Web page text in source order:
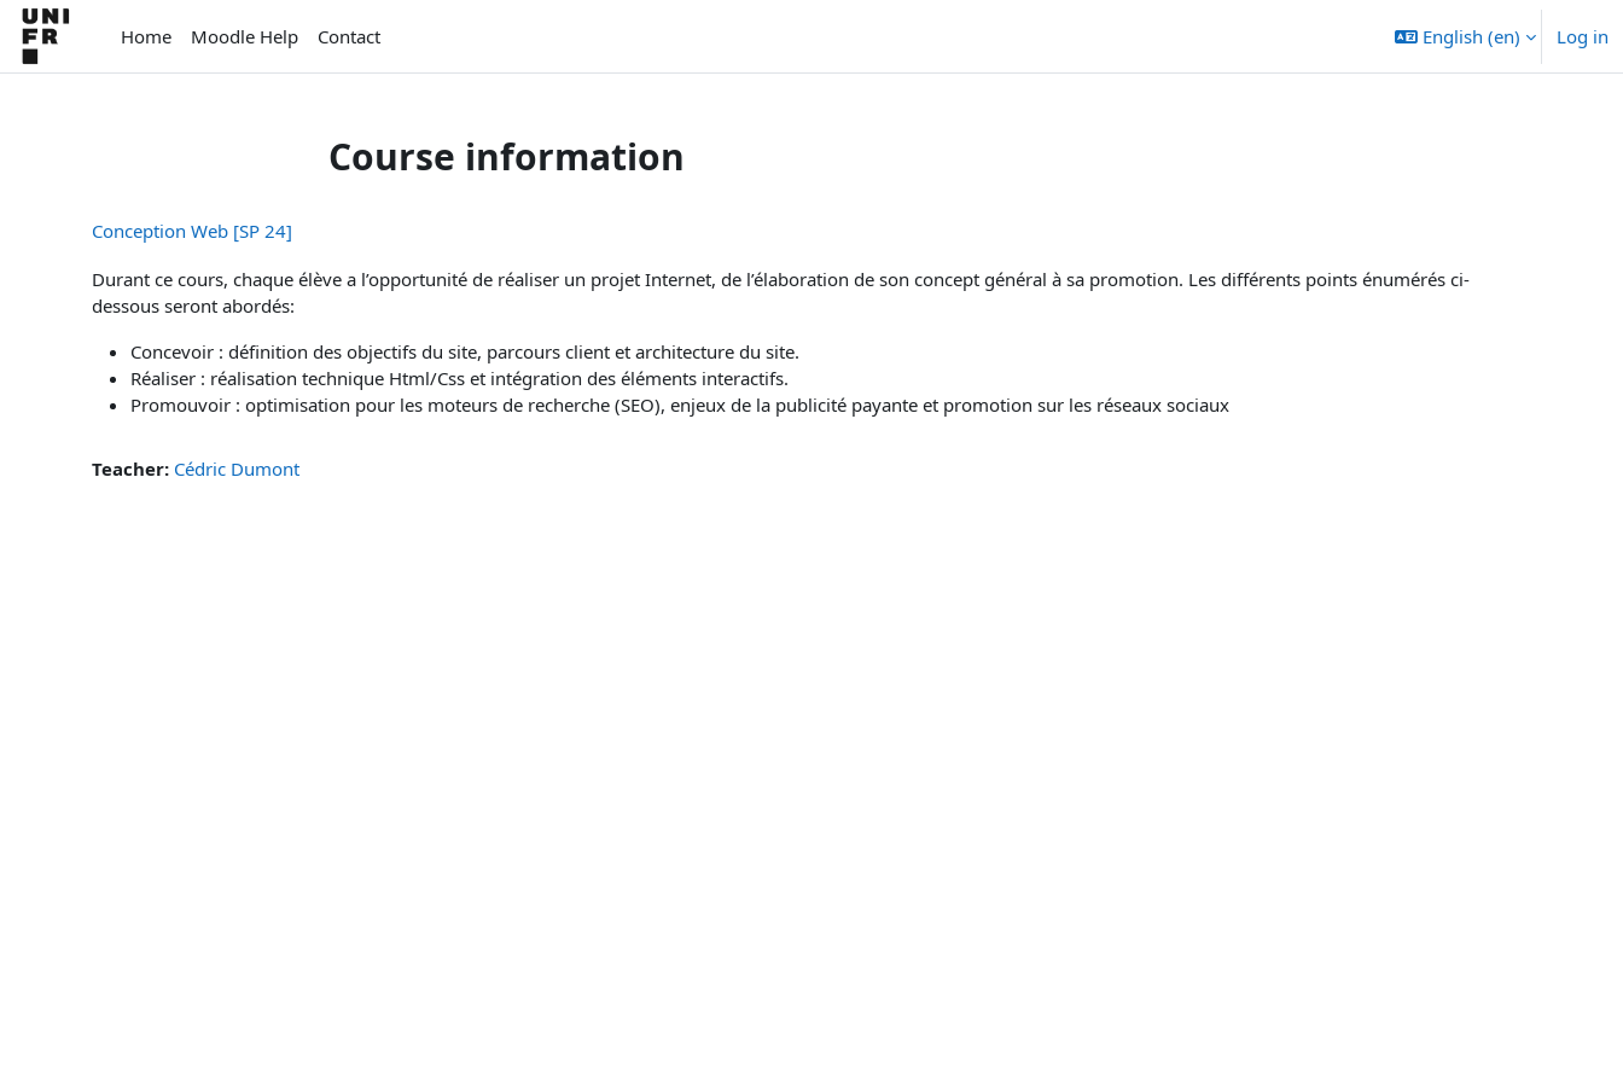
Skip to main content
Home
Moodle Help Contact English ‎(en)‎ Log in
Course information
Conception Web [SP 24]
Durant ce cours, chaque élève a l’opportunité de réaliser un projet Internet, de l’élaboration de son concept général à sa promotion. Les différents points énumérés ci-
dessous seront abordés:
Concevoir : définition des objectifs du site, parcours client et architecture du site.
Réaliser : réalisation technique Html/Css et intégration des éléments interactifs.
Promouvoir : optimisation pour les moteurs de recherche (SEO), enjeux de la publicité payante et promotion sur les réseaux sociaux
Teacher: Cédric Dumont